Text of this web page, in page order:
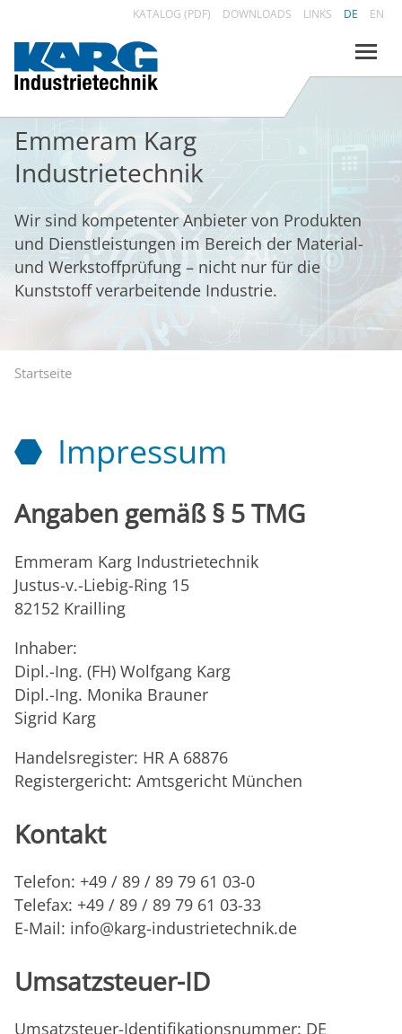
KATALOG (PDF) DOWNLOADS LINKS DE EN
Emmeram Karg
Industrietechnik
Wir sind kompetenter Anbieter von Produkten
und Dienstleistungen im Bereich der Material-
und Werkstoffprüfung – nicht nur für die
Kunststoff verarbeitende Industrie.
Startseite
Impressum
Angaben gemäß § 5 TMG
Emmeram Karg Industrietechnik
Justus-v.-Liebig-Ring 15
82152 Krailling
Inhaber:
Dipl.-Ing. (FH) Wolfgang Karg
Dipl.-Ing. Monika Brauner
Sigrid Karg
Handelsregister: HR A 68876
Registergericht: Amtsgericht München
Kontakt
Telefon: +49 / 89 / 89 79 61 03-0
Telefax: +49 / 89 / 89 79 61 03-33
E-Mail: info@karg-industrietechnik.de
Umsatzsteuer-ID
Umsatzsteuer-Identifikationsnummer: DE